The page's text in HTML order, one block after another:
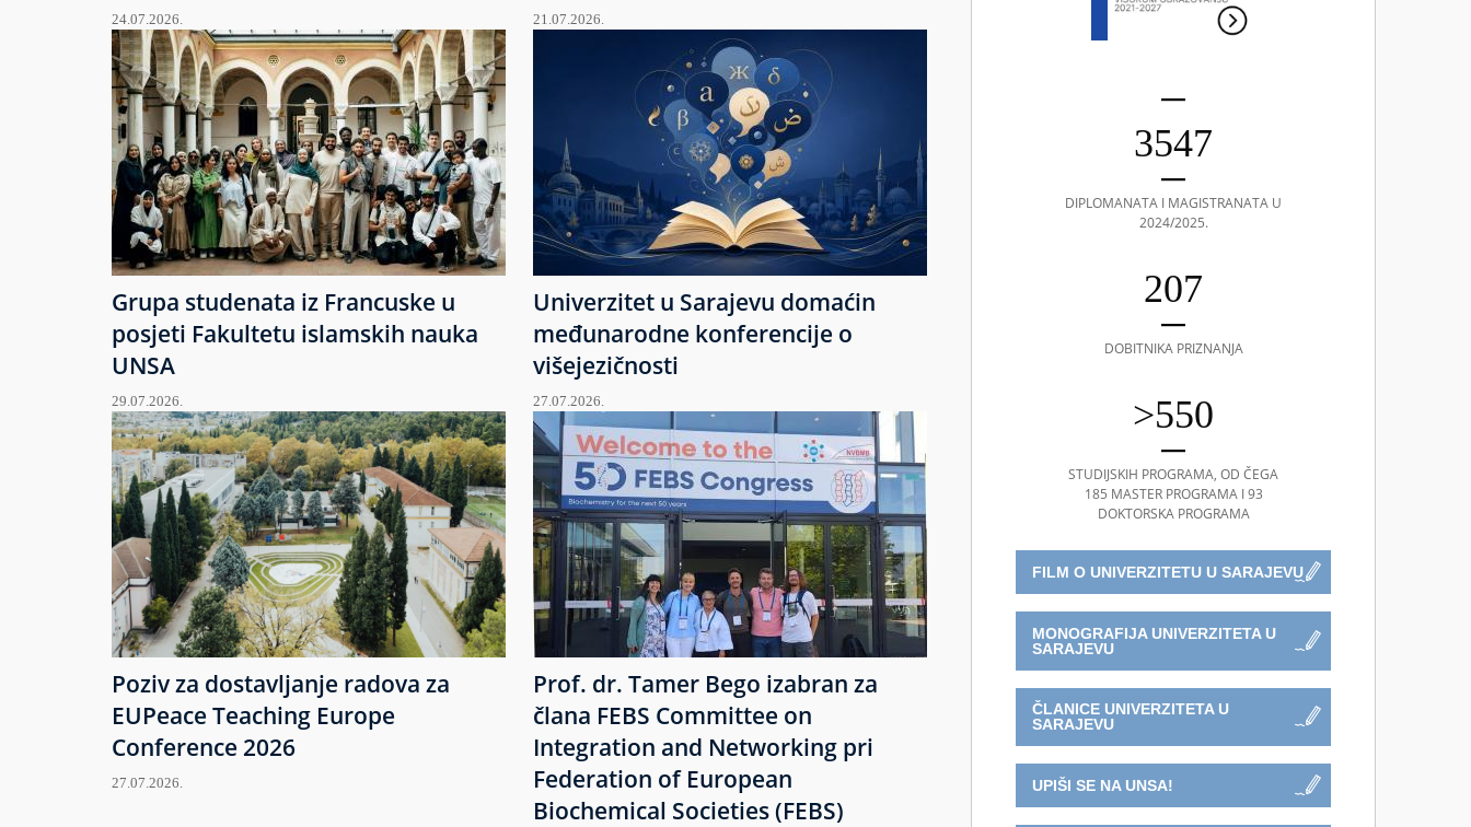
24.07.2026. 21.07.2026.
Grupa studenata iz Francuske u
posjeti Fakultetu islamskih nauka
UNSA
29.07.2026.
Univerzitet u Sarajevu domaćin
međunarodne konferencije o
višejezičnosti
27.07.2026.
Poziv za dostavljanje radova za
EUPeace Teaching Europe
Conference 2026
27.07.2026.
Prof. dr. Tamer Bego izabran za
člana FEBS Committee on
Integration and Networking pri
Federation of European
Biochemical Societies (FEBS)
3547
DIPLOMANATA I MAGISTRANATA U
2024/2025.
207
DOBITNIKA PRIZNANJA
>550
STUDIJSKIH PROGRAMA, OD ČEGA
185 MASTER PROGRAMA I 93
DOKTORSKA PROGRAMA
FILM O UNIVERZITETU U SARAJEVU
MONOGRAFIJA UNIVERZITETA U
SARAJEVU
ČLANICE UNIVERZITETA U
SARAJEVU
UPIŠI SE NA UNSA!